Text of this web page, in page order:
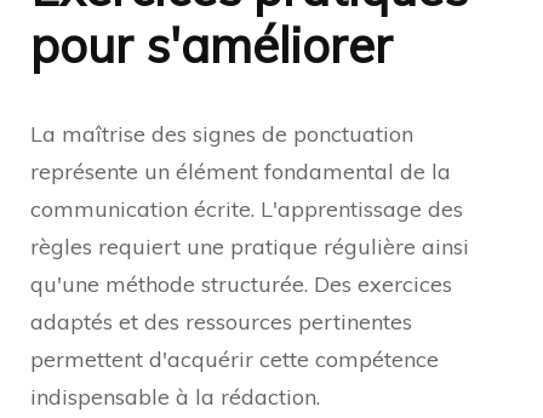
pour s'améliorer
La maîtrise des signes de ponctuation
représente un élément fondamental de la
communication écrite. L'apprentissage des
règles requiert une pratique régulière ainsi
qu'une méthode structurée. Des exercices
adaptés et des ressources pertinentes
permettent d'acquérir cette compétence
indispensable à la rédaction.